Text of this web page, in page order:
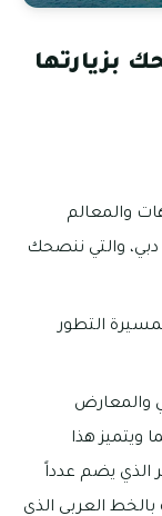
بزيارتها
والمعالم
دبي، والتي ننصحك
التطور
والمعارض
ويتميز هذا
الذي يضم عدداً
العربي الذي